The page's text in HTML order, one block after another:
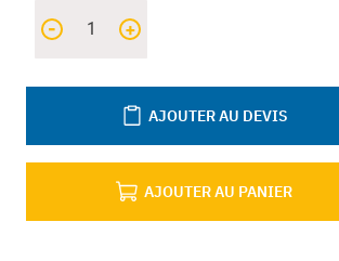
+
-
AJOUTER AU PANIER
AJOUTER AU DEVIS